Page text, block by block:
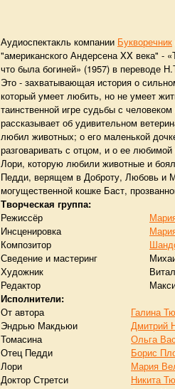
Аудиоспектакль компании Букворечник
"американского Андерсена XX века" -
что была богиней» (1957) в переводе
Это - захватывающая история о
который умеет любить, но не умеет
таинственной игре судьбы с
рассказывает об удивительном
любил животных; о его маленькой
разговаривать с отцом, и о ее
Лори, которую любили животные и
Педди, верящем в Доброту, Любовь и
могущественной кошке Баст,
Творческая группа:
Режиссёр
Инсценировка
Композитор
Сведение и мастеринг
Художник
Редактор
Исполнители:
От автора
Галина
Эндрью Макдьюи
Дмитрий
Томасина
Ольга
Отец Педди
Борис
Лори
Мария
Доктор Стретси
Никита